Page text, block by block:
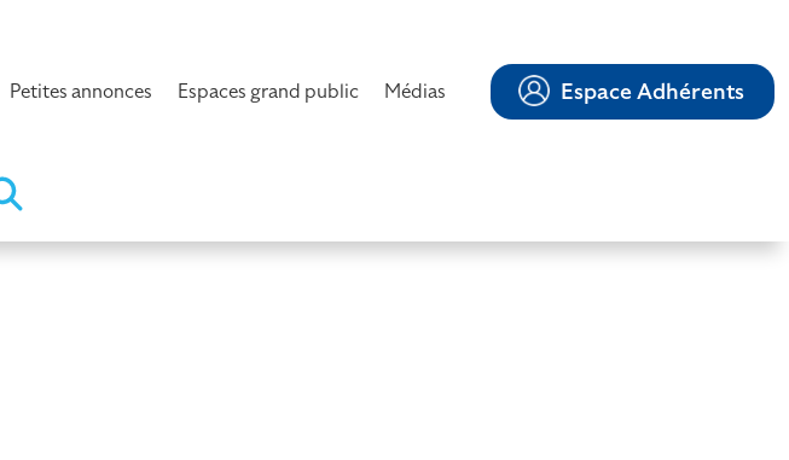
Petites annonces Espaces grand public Médias Espace Adhérents